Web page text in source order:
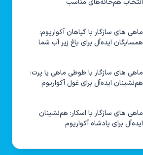
انتخاب هم‌خانه‌های مناسب
ماهی های سازگار با گیاهان آکواریوم:
همسایگان ایده‌آل برای باغ زیر آب شما
ماهی های سازگار با طوطی ماهی یا پرت:
هم‌نشینان ایده‌آل برای غول آکواریوم
ماهی های سازگار با اسکار: هم‌نشینان
ایده‌آل برای پادشاه آکواریوم